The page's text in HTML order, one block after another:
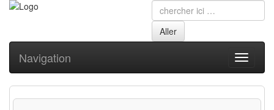
Toggle
Navigation